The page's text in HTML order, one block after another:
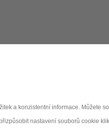
a konzistentní informace. Můžete
nastavení souborů cookie